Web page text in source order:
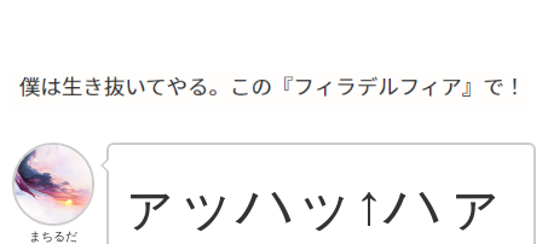
まちるだ
ァッハッ↑ハァ